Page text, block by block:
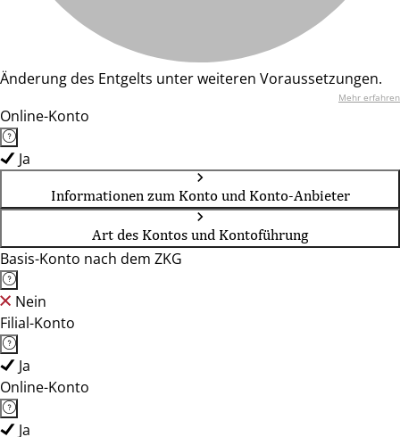
Änderung des Entgelts unter weiteren Voraussetzungen.
Mehr erfahren
Online-Konto
Ja
Informationen zum Konto und Konto-Anbieter
Art des Kontos und Kontoführung
Basis-Konto nach dem ZKG
Nein
Filial-Konto
Ja
Online-Konto
Ja